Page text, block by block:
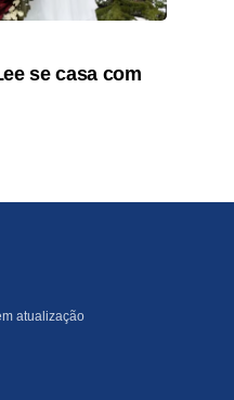
se casa com
atualização